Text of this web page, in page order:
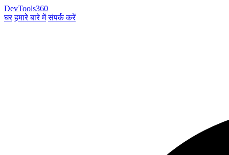
DevTools360
घर हमारे बारे में संपर्क करें